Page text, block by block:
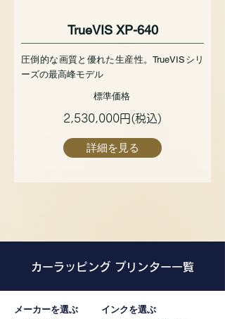
TrueVIS XP-640
圧倒的な画質と優れた生産性。TrueVISシリ
ーズの最高峰モデル
標準価格
2,530,000円(税込)
詳細を見る
カーラッピング プリンター一覧
メーカーを選ぶ
インクを選ぶ